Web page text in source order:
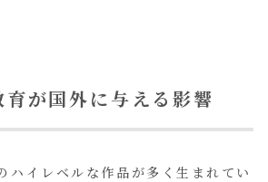
育が国外に与える影響
ハイレベルな作品が多く生まれてい